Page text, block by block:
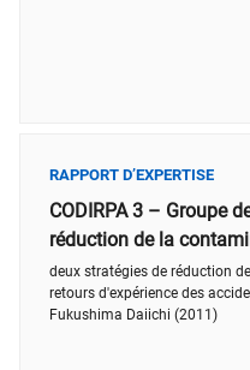
CODIRPA 3 – Groupe
réduction de la
déchets »
RAPPORT D’EXPERTISE
deux stratégies de réduction
retours d'expérience des
Fukushima Daiichi (2011)